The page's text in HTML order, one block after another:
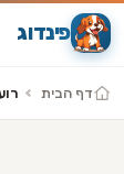
פינדוג
דף הבית